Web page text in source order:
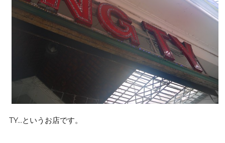
TY…というお店です。